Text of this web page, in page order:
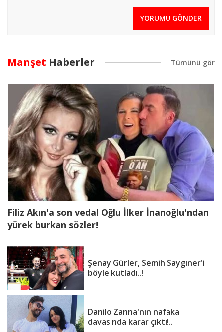
YORUMU GÖNDER
Manşet Haberler
Filiz Akın'a son veda! Oğlu İlker İnanoğlu'ndan
yürek burkan sözler!
Şenay Gürler, Semih Saygıner'i
böyle kutladı..!
Danilo Zanna'nın nafaka
davasında karar çıktı!..